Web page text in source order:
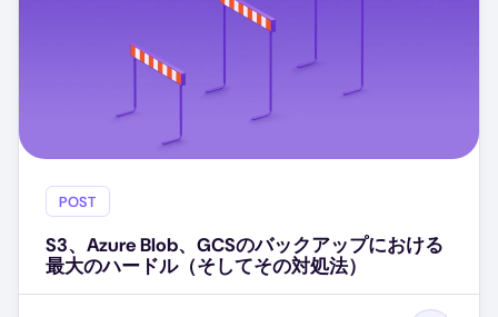
POST
S3、Azure Blob、GCSのバックアップにおける
最大のハードル（そしてその対処法）